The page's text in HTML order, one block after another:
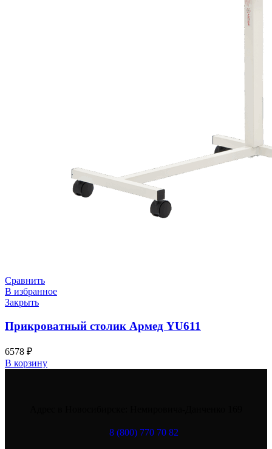
Сравнить
В избранное
Закрыть
Прикроватный столик Армед YU611
6578 ₽
В корзину
8 (800) 770 70 82